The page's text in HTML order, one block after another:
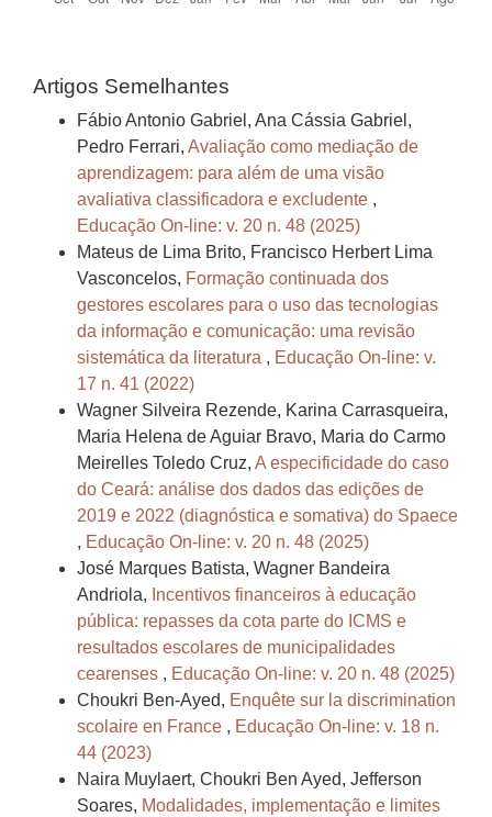
Artigos Semelhantes
Fábio Antonio Gabriel, Ana Cássia Gabriel,
Pedro Ferrari, Avaliação como mediação de
aprendizagem: para além de uma visão
avaliativa classificadora e excludente ,
Educação On-line: v. 20 n. 48 (2025)
Mateus de Lima Brito, Francisco Herbert Lima
Vasconcelos, Formação continuada dos
gestores escolares para o uso das tecnologias
da informação e comunicação: uma revisão
sistemática da literatura , Educação On-line: v.
17 n. 41 (2022)
Wagner Silveira Rezende, Karina Carrasqueira,
Maria Helena de Aguiar Bravo, Maria do Carmo
Meirelles Toledo Cruz, A especificidade do caso
do Ceará: análise dos dados das edições de
2019 e 2022 (diagnóstica e somativa) do Spaece
, Educação On-line: v. 20 n. 48 (2025)
José Marques Batista, Wagner Bandeira
Andriola, Incentivos financeiros à educação
pública: repasses da cota parte do ICMS e
resultados escolares de municipalidades
cearenses , Educação On-line: v. 20 n. 48 (2025)
Choukri Ben-Ayed, Enquête sur la discrimination
scolaire en France , Educação On-line: v. 18 n.
44 (2023)
Naira Muylaert, Choukri Ben Ayed, Jefferson
Soares, Modalidades, implementação e limites